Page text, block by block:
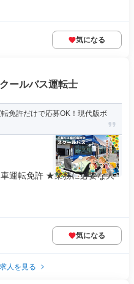
気になる
ールバス運転士
免許だけで応募OK！現代版ボ
運転免許 ★業務に必要な大
気になる
人を見る